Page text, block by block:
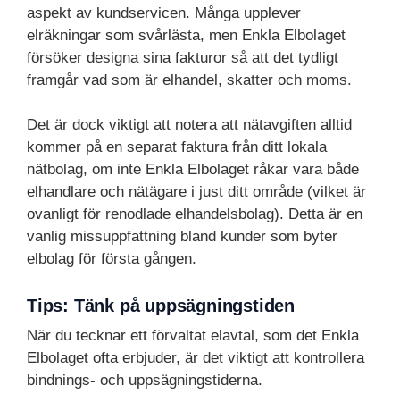
aspekt av kundservicen. Många upplever
elräkningar som svårlästa, men Enkla Elbolaget
försöker designa sina fakturor så att det tydligt
framgår vad som är elhandel, skatter och moms.
Det är dock viktigt att notera att nätavgiften alltid
kommer på en separat faktura från ditt lokala
nätbolag, om inte Enkla Elbolaget råkar vara både
elhandlare och nätägare i just ditt område (vilket är
ovanligt för renodlade elhandelsbolag). Detta är en
vanlig missuppfattning bland kunder som byter
elbolag för första gången.
Tips: Tänk på uppsägningstiden
När du tecknar ett förvaltat elavtal, som det Enkla
Elbolaget ofta erbjuder, är det viktigt att kontrollera
bindnings- och uppsägningstiderna.